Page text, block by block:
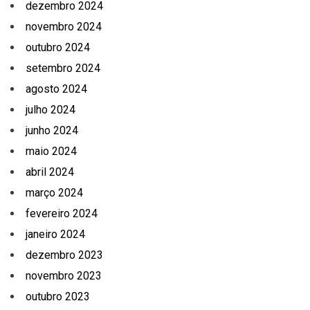
dezembro 2024
novembro 2024
outubro 2024
setembro 2024
agosto 2024
julho 2024
junho 2024
maio 2024
abril 2024
março 2024
fevereiro 2024
janeiro 2024
dezembro 2023
novembro 2023
outubro 2023